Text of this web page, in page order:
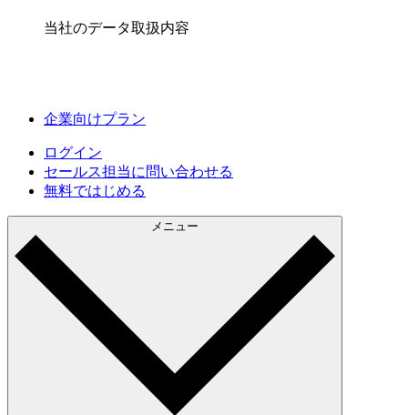
当社のデータ取扱内容
企業向けプラン
ログイン
セールス担当に問い合わせる
無料ではじめる
メニュー